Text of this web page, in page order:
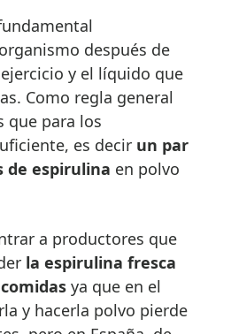
después de
y el líquido que
Como regla general
que para los
es decir un par
de espirulina en polvo
a productores que
la espirulina fresca
ya que en el
y hacerla polvo pierde